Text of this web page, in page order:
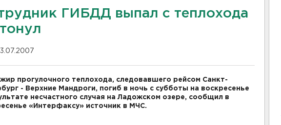
ГИБДД выпал с теплохода
прогулочного теплохода, следовавшего рейсом Санкт-
- Верхние Мандроги, погиб в ночь с субботы на воскресенье
несчастного случая на Ладожском озере, сообщил в
«Интерфаксу» источник в МЧС.